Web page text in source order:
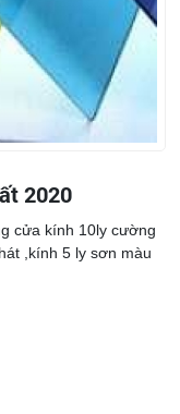
2020
cửa kính 10ly cường
,kính 5 ly sơn màu